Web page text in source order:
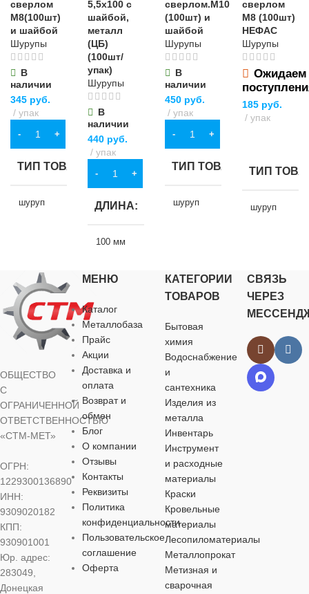
ОСОБЕННОСТИ
Ph3
повышенной
прочности
ДЛИНА
180 мм
ШИРИНА
повышенной
прочности
сверлом
М8(100шт)
и шайбой
Шурупы
В
наличии
345 руб.
упак
В КОРЗИНУ
ТИП ТОВАРА
шуруп
строительства
для хозяйственно-
бытовых нужд
ЦВЕТ
МАТЕРИАЛ
углеродистая
сталь
КОЛИЧЕСТВО
В УПАКОВКЕ
100 шт.
5,5х100 с
шайбой,
металл
(ЦБ)
(100шт/
упак)
Шурупы
В
наличии
440 руб.
упак
В КОРЗИНУ
ДЛИНА
100 мм
ТИП ТОВАРА
НАЗНАЧЕНИЕ
для
строительства
для хозяйственно-
бытовых нужд
ЦВЕТ
МАТЕРИАЛ
сверлом.М10
(100шт) и
шайбой
Шурупы
В
наличии
450 руб.
упак
В КОРЗИНУ
ТИП ТОВАРА
шуруп
для
для хозяйственно-
ЦВЕТ
серебристый
углеродистая
сталь
КОЛИЧЕСТВО
В УПАКОВКЕ
сверлом
М8 (100шт)
НЕФАС
Шурупы
Ожидаем
185 руб.
упак
ТИП
шуруп
для
бытовых
ЦВЕТ
серебристый
ОБЩЕСТВО
С
ОГРАНИЧЕННОЙ
ОТВЕТСТВЕННОСТЬЮ
«СТМ-МЕТ»
ОГРН:
1229300136890
ИНН:
9309020182
КПП:
930901001
Юр. адрес:
283049,
Донецкая
МЕНЮ
Каталог
Металлобаза
Прайс
Акции
Доставка и
оплата
Возврат и
обмен
Блог
О компании
Отзывы
Контакты
Реквизиты
Политика
конфиденциальности
Пользовательское
соглашение
Оферта
КАТЕГОРИИ
ТОВАРОВ
Бытовая
химия
Водоснабжение
и
сантехника
Изделия из
металла
Инвентарь
Инструмент
и расходные
материалы
Краски
Кровельные
материалы
Лесопиломатериалы
Металлопрокат
Метизная и
сварочная
СВЯЗЬ
ЧЕРЕЗ